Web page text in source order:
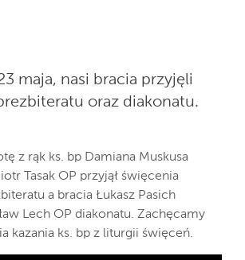
maja, nasi bracia przyjęli
oraz diakonatu.
z rąk ks. bp Damiana Muskusa
Tasak OP przyjął święcenia
a bracia Łukasz Pasich
Lech OP diakonatu. Zachęcamy
kazania ks. bp z liturgii święceń.